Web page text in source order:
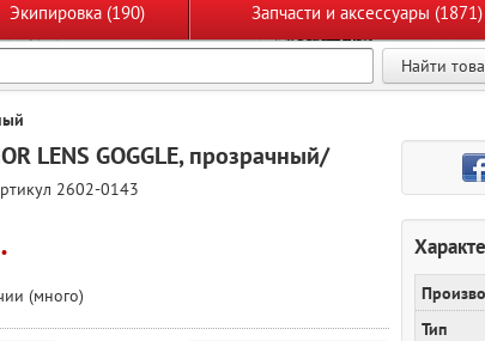
Экипировка (190) Запчасти и аксессуары (1871)
Найти
LENS GOGGLE, прозрачный/
2602-0143
(много)
Тип